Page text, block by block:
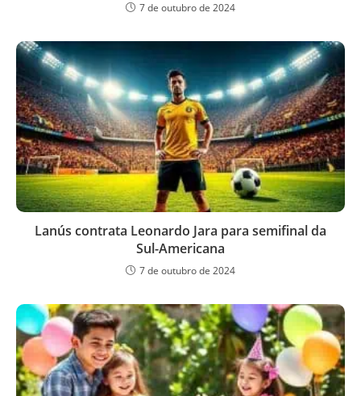
7 de outubro de 2024
Lanús contrata Leonardo Jara para semifinal da
Sul-Americana
7 de outubro de 2024